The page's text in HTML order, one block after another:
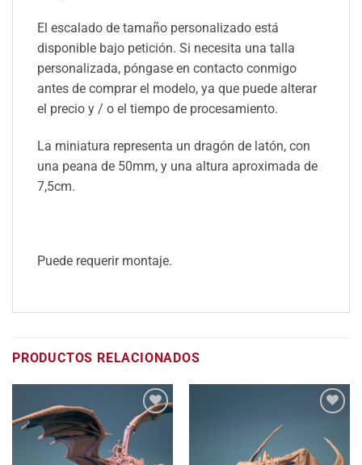
El escalado de tamaño personalizado está
disponible bajo petición. Si necesita una talla
personalizada, póngase en contacto conmigo
antes de comprar el modelo, ya que puede alterar
el precio y / o el tiempo de procesamiento.
La miniatura representa un dragón de latón, con
una peana de 50mm, y una altura aproximada de
7,5cm.
Puede requerir montaje.
PRODUCTOS RELACIONADOS
Añadir
a la
lista